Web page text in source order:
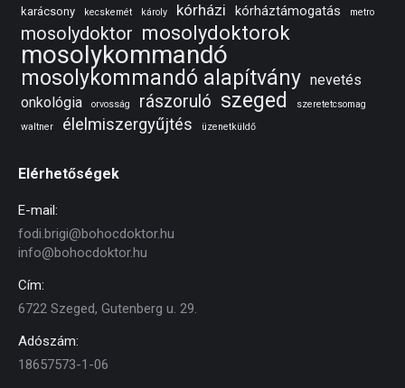
karácsony kecskemét károly kórházi kórháztámogatás metro
mosolydoktor mosolydoktorok
mosolykommandó
mosolykommandó alapítvány nevetés
onkológia
orvosság rászoruló szeged
szeretetcsomag
waltner
élelmiszergyűjtés üzenetküldő
Elérhetőségek
E-mail:
fodi.brigi@bohocdoktor.hu
info@bohocdoktor.hu
Cím:
6722 Szeged, Gutenberg u. 29.
Adószám:
18657573-1-06